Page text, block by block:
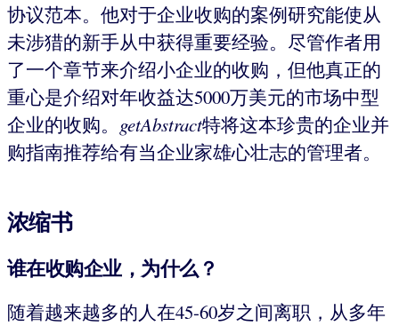
协议范本。他对于企业收购的案例研究能使从
未涉猎的新手从中获得重要经验。尽管作者用
了一个章节来介绍小企业的收购，但他真正的
重心是介绍对年收益达5000万美元的市场中型
企业的收购。 getAbstract特将这本珍贵的企业并
购指南推荐给有当企业家雄心壮志的管理者。
浓缩书
谁在收购企业，为什么？
随着越来越多的人在45-60岁之间离职，从多年